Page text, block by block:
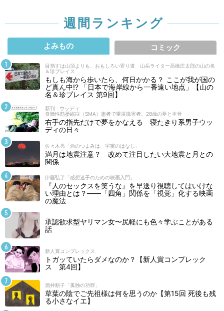
週間ランキング
よみもの コミック
目指すは山頂よりも、おもしろい寄り道 山岳ライター高橋庄太郎の山の名
＆珍プレイス
もしも海から歩いたら、何日かかる？ ここが我が国の
ど真ん中!? 「日本で海岸線から一番遠い地点」【山の
名＆珍プレイス 第9回】
新刊 : ウッディ
脊髄性筋萎縮症（SMA）患者で重度障害者。28歳の夢と本音
右手の指先だけで夢をかなえる 寝たきり系男子ウッ
ディの日々
佐々木亮「酒のつまみは、宇宙のはなし」
満月は地震注意？ 改めて注目したい大地震と月との
関係
伊藤弘了「感想迷子のための映画入門」
『人のセックスを笑うな』を早送り視聴してはいけな
い理由とは？――「四角」関係を「視覚」化する映画
の魔法
承認欲求型ヤリマン女〜尻軽にも色々学ぶことがある
話
新人賞コンプレックス
トガッていたらダメなのか？【新人賞コンプレック
ス 第4回】
酒井順子「孤独の功罪」
草葉の陰でご先祖様は何を思うのか【第15回 死後も残
る小さなイエ】